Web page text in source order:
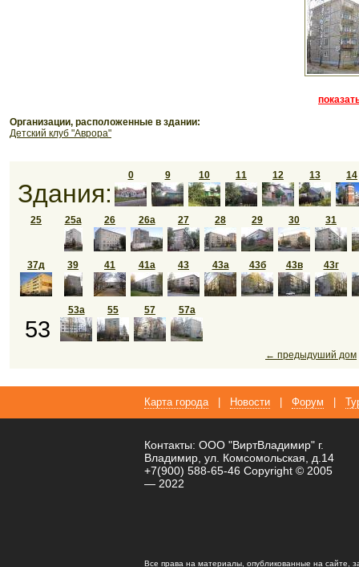
Организации, расположенные в здании:
Детский клуб "Аврора"
Здания:
0 9 10 11 12 13 14
25 25а 26 26а 27 28 29 30 31
37д 39 41 41а 43 43а 43б 43в 43г
53
53а 55 57 57а
← предыдуший дом
Карта города Новости Форум
Контакты: ООО "ВиртВладимир" г.
Владимир, ул. Комсомольская, д.14
+7(900) 588-65-46 Copyright © 2005
— 2022
Все права на материалы, опубликованные на сайте,